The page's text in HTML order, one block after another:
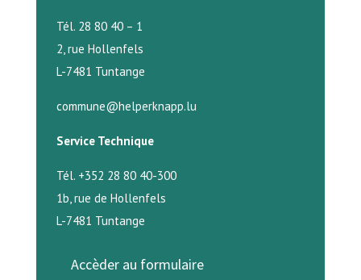
Tél. 28 80 40 – 1
2, rue Hollenfels
L-7481 Tuntange
commune@helperknapp.lu
Service Technique
Tél. +352 28 80 40-300
1b, rue de Hollenfels
L-7481 Tuntange
Accèder au formulaire